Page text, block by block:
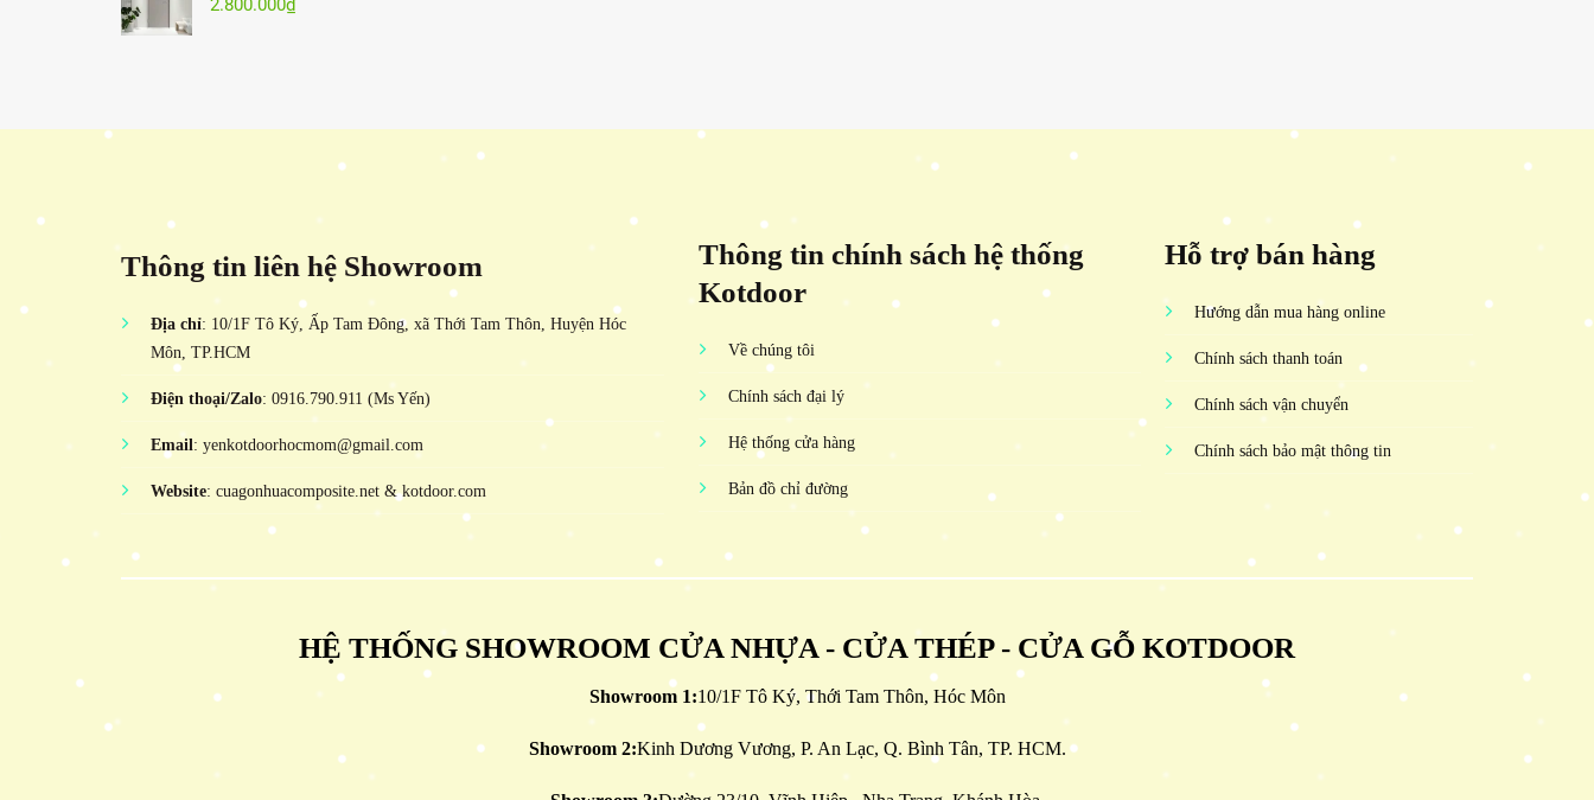
2.800.000₫
Thông tin liên hệ Showroom
Địa chỉ: 10/1F Tô Ký, Ấp Tam Đông, xã Thới Tam Thôn, Huyện Hóc
Môn, TP.HCM
Điện thoại/Zalo: 0916.790.911 (Ms Yến)
Email: yenkotdoorhocmom@gmail.com
Website: cuagonhuacomposite.net & kotdoor.com
Thông tin chính sách hệ thống
Kotdoor
Về chúng tôi
Chính sách đại lý
Hệ thống cửa hàng
Bản đồ chỉ đường
Hỗ trợ bán hàng
Hướng dẫn mua hàng online
Chính sách thanh toán
Chính sách vận chuyển
Chính sách bảo mật thông tin
HỆ THỐNG SHOWROOM CỬA NHỰA - CỬA THÉP - CỬA GỖ KOTDOOR
Showroom 1:10/1F Tô Ký, Thới Tam Thôn, Hóc Môn
Showroom 2:Kinh Dương Vương, P. An Lạc, Q. Bình Tân, TP. HCM.